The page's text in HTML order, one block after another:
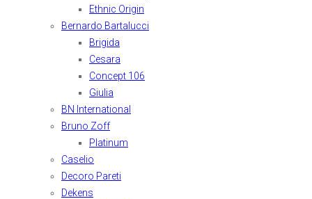
Ethnic Origin
Bernardo Bartalucci
Brigida
Cesara
Concept 106
Giulia
BN International
Bruno Zoff
Platinum
Caselio
Decoro Pareti
Dekens